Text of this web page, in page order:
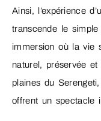
Ainsi, l’expérience
transcende le
immersion où la vie
naturel, préservée
plaines du
offrent un spectacle